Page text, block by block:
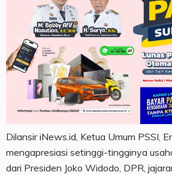
Dilansir iNews.id, Ketua Umum PSSI,
mengapresiasi setinggi-tingginya
dari Presiden Joko Widodo, DPR,